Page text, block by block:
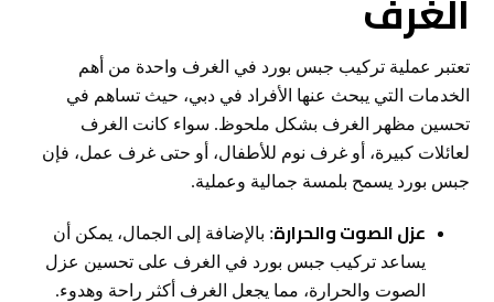
تعتبر عملية تركيب جبس بورد في الغرف واحدة من أهم
الخدمات التي يبحث عنها الأفراد في دبي، حيث تساهم في
تحسين مظهر الغرف بشكل ملحوظ. سواء كانت الغرف
لعائلات كبيرة، أو غرف نوم للأطفال، أو حتى غرف عمل، فإن
جبس بورد يسمح بلمسة جمالية وعملية.
عزل الصوت والحرارة: بالإضافة إلى الجمال، يمكن أن
يساعد تركيب جبس بورد في الغرف على تحسين عزل
الصوت والحرارة، مما يجعل الغرف أكثر راحة وهدوء.